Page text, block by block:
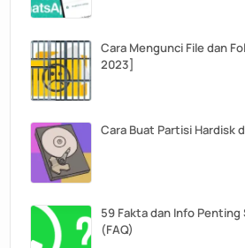
Cara Mengunci File dan
2023]
Cara Buat Partisi Hardisk
59 Fakta dan Info
(FAQ)